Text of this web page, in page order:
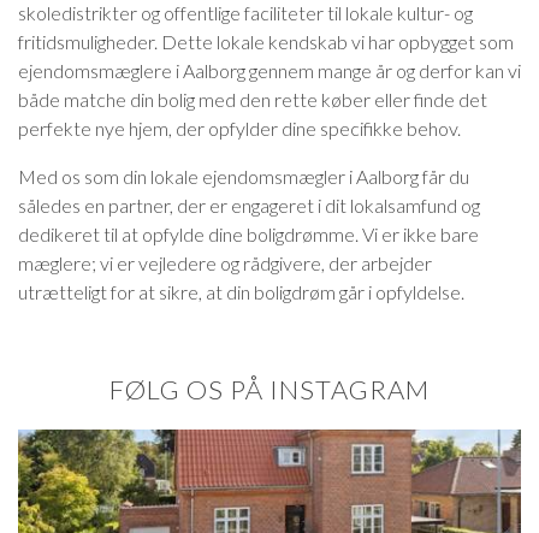
skoledistrikter og offentlige faciliteter til lokale kultur- og
fritidsmuligheder. Dette lokale kendskab vi har opbygget som
ejendomsmæglere i Aalborg gennem mange år og derfor kan vi
både matche din bolig med den rette køber eller finde det
perfekte nye hjem, der opfylder dine specifikke behov.
Med os som din lokale ejendomsmægler i Aalborg får du
således en partner, der er engageret i dit lokalsamfund og
dedikeret til at opfylde dine boligdrømme. Vi er ikke bare
mæglere; vi er vejledere og rådgivere, der arbejder
utrætteligt for at sikre, at din boligdrøm går i opfyldelse.
FØLG OS PÅ INSTAGRAM